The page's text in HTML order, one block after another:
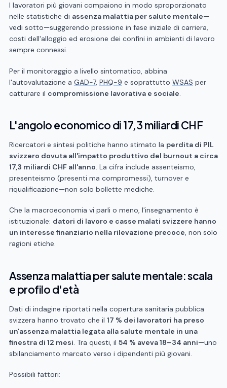
I lavoratori più giovani compaiono in modo sproporzionato
nelle statistiche di assenza malattia per salute mentale—
vedi sotto—suggerendo pressione in fase iniziale di carriera,
costi dell'alloggio ed erosione dei confini in ambienti di lavoro
sempre connessi.
Per il monitoraggio a livello sintomatico, abbina
l'autovalutazione a GAD-7, PHQ-9 e soprattutto WSAS per
catturare il compromissione lavorativa e sociale.
L'angolo economico di 17,3 miliardi CHF
Ricercatori e sintesi politiche hanno stimato la perdita di PIL
svizzero dovuta all'impatto produttivo del burnout a circa
17,3 miliardi CHF all'anno. La cifra include assenteismo,
presenteismo (presenti ma compromessi), turnover e
riqualificazione—non solo bollette mediche.
Che la macroeconomia vi parli o meno, l'insegnamento è
istituzionale: datori di lavoro e casse malati svizzere hanno
un interesse finanziario nella rilevazione precoce, non solo
ragioni etiche.
Assenza malattia per salute mentale: scala
e profilo d'età
Dati di indagine riportati nella copertura sanitaria pubblica
svizzera hanno trovato che il 17 % dei lavoratori ha preso
un'assenza malattia legata alla salute mentale in una
finestra di 12 mesi. Tra questi, il 54 % aveva 18–34 anni—uno
sbilanciamento marcato verso i dipendenti più giovani.
Possibili fattori: